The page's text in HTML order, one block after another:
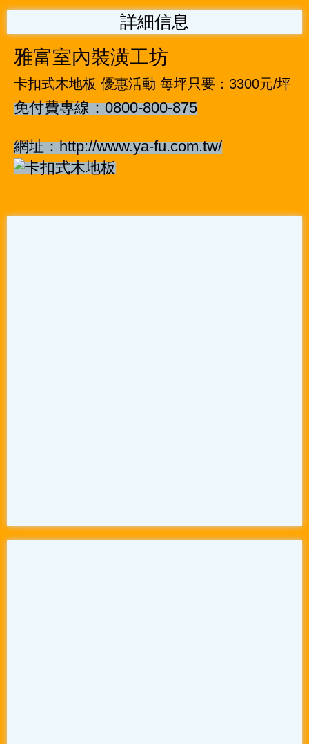
詳細信息
雅富室內裝潢工坊
卡扣式木地板 優惠活動 每坪只要：3300元/坪
免付費專線：0800-800-875
網址：http://www.ya-fu.com.tw/